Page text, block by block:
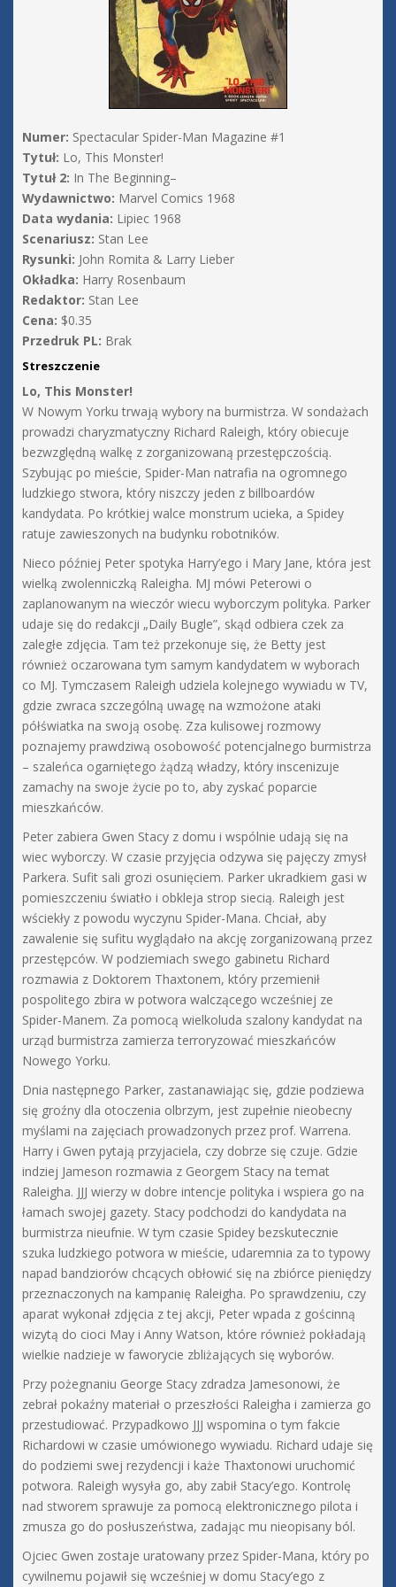
Numer: Spectacular Spider-Man Magazine #1
Tytuł: Lo, This Monster!
Tytuł 2: In The Beginning–
Wydawnictwo: Marvel Comics 1968
Data wydania: Lipiec 1968
Scenariusz: Stan Lee
Rysunki: John Romita & Larry Lieber
Okładka: Harry Rosenbaum
Redaktor: Stan Lee
Cena: $0.35
Przedruk PL: Brak
Streszczenie
Lo, This Monster!
W Nowym Yorku trwają wybory na burmistrza. W sondażach
prowadzi charyzmatyczny Richard Raleigh, który obiecuje
bezwzględną walkę z zorganizowaną przestępczością.
Szybując po mieście, Spider-Man natrafia na ogromnego
ludzkiego stwora, który niszczy jeden z billboardów
kandydata. Po krótkiej walce monstrum ucieka, a Spidey
ratuje zawieszonych na budynku robotników.
Nieco później Peter spotyka Harry’ego i Mary Jane, która jest
wielką zwolenniczką Raleigha. MJ mówi Peterowi o
zaplanowanym na wieczór wiecu wyborczym polityka. Parker
udaje się do redakcji „Daily Bugle”, skąd odbiera czek za
zaległe zdjęcia. Tam też przekonuje się, że Betty jest
również oczarowana tym samym kandydatem w wyborach
co MJ. Tymczasem Raleigh udziela kolejnego wywiadu w TV,
gdzie zwraca szczególną uwagę na wzmożone ataki
półświatka na swoją osobę. Zza kulisowej rozmowy
poznajemy prawdziwą osobowość potencjalnego burmistrza
– szaleńca ogarniętego żądzą władzy, który inscenizuje
zamachy na swoje życie po to, aby zyskać poparcie
mieszkańców.
Peter zabiera Gwen Stacy z domu i wspólnie udają się na
wiec wyborczy. W czasie przyjęcia odzywa się pajęczy zmysł
Parkera. Sufit sali grozi osunięciem. Parker ukradkiem gasi w
pomieszczeniu światło i obkleja strop siecią. Raleigh jest
wściekły z powodu wyczynu Spider-Mana. Chciał, aby
zawalenie się sufitu wyglądało na akcję zorganizowaną przez
przestępców. W podziemiach swego gabinetu Richard
rozmawia z Doktorem Thaxtonem, który przemienił
pospolitego zbira w potwora walczącego wcześniej ze
Spider-Manem. Za pomocą wielkoluda szalony kandydat na
urząd burmistrza zamierza terroryzować mieszkańców
Nowego Yorku.
Dnia następnego Parker, zastanawiając się, gdzie podziewa
się groźny dla otoczenia olbrzym, jest zupełnie nieobecny
myślami na zajęciach prowadzonych przez prof. Warrena.
Harry i Gwen pytają przyjaciela, czy dobrze się czuje. Gdzie
indziej Jameson rozmawia z Georgem Stacy na temat
Raleigha. JJJ wierzy w dobre intencje polityka i wspiera go na
łamach swojej gazety. Stacy podchodzi do kandydata na
burmistrza nieufnie. W tym czasie Spidey bezskutecznie
szuka ludzkiego potwora w mieście, udaremnia za to typowy
napad bandziorów chcących obłowić się na zbiórce pieniędzy
przeznaczonych na kampanię Raleigha. Po sprawdzeniu, czy
aparat wykonał zdjęcia z tej akcji, Peter wpada z gościnną
wizytą do cioci May i Anny Watson, które również pokładają
wielkie nadzieje w faworycie zbliżających się wyborów.
Przy pożegnaniu George Stacy zdradza Jamesonowi, że
zebrał pokaźny materiał o przeszłości Raleigha i zamierza go
przestudiować. Przypadkowo JJJ wspomina o tym fakcie
Richardowi w czasie umówionego wywiadu. Richard udaje się
do podziemi swej rezydencji i każe Thaxtonowi uruchomić
potwora. Raleigh wysyła go, aby zabił Stacy’ego. Kontrolę
nad stworem sprawuje za pomocą elektronicznego pilota i
zmusza go do posłuszeństwa, zadając mu nieopisany ból.
Ojciec Gwen zostaje uratowany przez Spider-Mana, który po
cywilnemu pojawił się wcześniej w domu Stacy’ego z